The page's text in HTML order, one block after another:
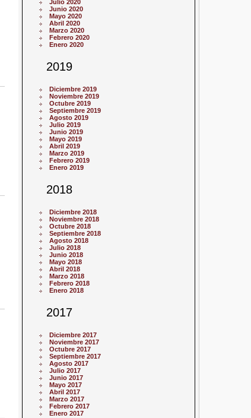
Julio 2020
Junio 2020
Mayo 2020
Abril 2020
Marzo 2020
Febrero 2020
Enero 2020
2019
Diciembre 2019
Noviembre 2019
Octubre 2019
Septiembre 2019
Agosto 2019
Julio 2019
Junio 2019
Mayo 2019
Abril 2019
Marzo 2019
Febrero 2019
Enero 2019
2018
Diciembre 2018
Noviembre 2018
Octubre 2018
Septiembre 2018
Agosto 2018
Julio 2018
Junio 2018
Mayo 2018
Abril 2018
Marzo 2018
Febrero 2018
Enero 2018
2017
Diciembre 2017
Noviembre 2017
Octubre 2017
Septiembre 2017
Agosto 2017
Julio 2017
Junio 2017
Mayo 2017
Abril 2017
Marzo 2017
Febrero 2017
Enero 2017